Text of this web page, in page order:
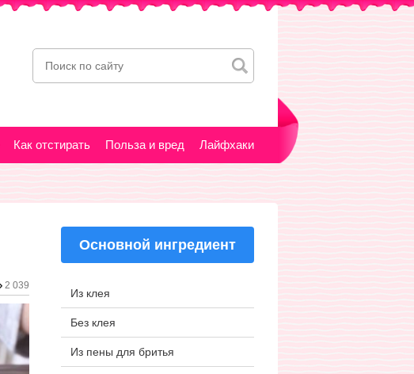
Как отстирать Польза и вред Лайфхаки
2 039
Основной ингредиент
Из клея
Без клея
Из пены для бритья